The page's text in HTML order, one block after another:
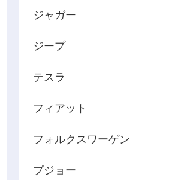
ジャガー
ジープ
テスラ
フィアット
フォルクスワーゲン
プジョー